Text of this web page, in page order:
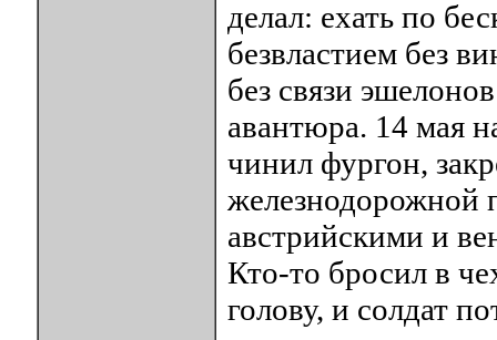
делал: ехать по
безвластием без
без связи
авантюра. 14 мая
чинил фургон,
железнодорожной
австрийскими и
Кто-то бросил в
голову, и солдат